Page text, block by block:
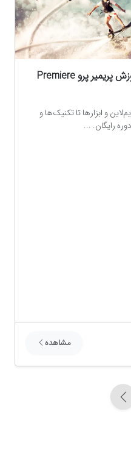
مینی‌دوره رایگان 300 دقیقه آموزش پریمیر پرو Premiere
و ابزارها تا تکنیک‌ها و
رایگان. ...
مشاهده